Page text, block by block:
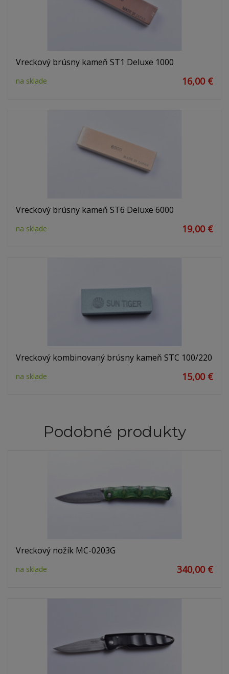
Vreckový brúsny kameň ST1 Deluxe 1000
na sklade 16,00 €
Vreckový brúsny kameň ST6 Deluxe 6000
na sklade 19,00 €
Vreckový kombinovaný brúsny kameň STC 100/220
na sklade 15,00 €
Podobné produkty
Vreckový nožík MC-0203G
na sklade 340,00 €